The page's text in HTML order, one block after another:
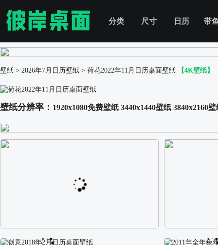
分类 尺寸 日历 带
壁纸 > 2026年7月日历壁纸 > 荷花2022年11月日历桌面壁纸 【4K壁纸】
壁纸分辨率： 1920x1080免费壁纸 3440x1440壁纸 3840x2160壁
阿尔卑斯山区自然风景壁纸 校园长发可爱